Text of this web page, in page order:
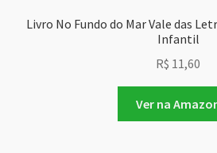
Livro No Fundo do Mar Vale das
Infantil
R$ 11,60
Ver na